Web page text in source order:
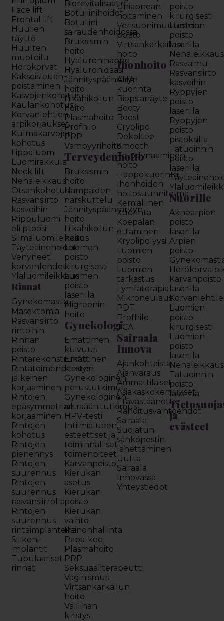
Face lift
Frontal lift
Huulien
täyttö
Huulten
muotoilu
Hörökorvat
Kaksoisleuan
poistaminen
Kasvojenkohotus
Kaulankohotus
Korvanlehtien
arpikorjaukset
Kulmakarvojen
kohotus
Lippaluomi
Luomirakkula
Neck lift
Nenäleikkaus
Otsankohotus
Rasvansiirto
kasvoihin
Riippuluomi
eli ptoosi
Silmäluomileikkaus
Täyteainehoidot
Venyneet
korvanlehdet
Yläluomileikkaus
Rinnat
Gynekomastia
Masektomia
Rasvansiirto
rintoihin
Rinnan
poisto
Rintarekonstruktio
Rintatoimenpiteiden
jälkeinen
korjaaminen
Rintojen
epäsymmetrian
korjaaminen
Rintojen
kohotus
Rintojen
pienennys
Rintojen
suurennus
Rintojen
suurennus
rasvansiirrolla
Rintojen
suurennus
rintaimplanteilla
Silikoni-
implantit
Tubulaariset
rinnat
Biorevitalisaatio
Botuliinihoidot
Botuliini
sairaudenhoidossa
Bruksismin
hoito
Hyaluronihappo
Hyaluronidaasi
Jännityspäänsäryn
hoito
Liikahikoilun
hoito
Plasmahoito
Profhilo
PRP
Vampyyrihoito
Terveydenhoito
Bruksismin
hoito
Hampaiden
narskuttelu
Jännityspäänsärkyn
hoito
Liikahikoilun
hoito
Luomen
poisto
kirurgisesti
Luomen
poisto
laserilla
Migreenin
hoito
Gynekologi
Emättimen
kuivuus
Emättinen
kiristys
Gynekologinen
perustutkimus
Gynekologinen
ultraäänitutkimus
HPV-testi
Intiimialueen
esteettiset ja
toiminnalliset
toimenpiteet
Karvanpoisto
Kierukan
asetus
Kierukan
poisto
Kierukan
vaihto
Painonhallinta
Papa-koe
Plasmahoito
PRP
Seksuaaliterapeutti
Vaginismus
Virtsankarkailun
hoito
Välilihan
kiristys
Uniapnean
hoitaminen
Verisuonimuutosten
poisto
Virtsankarkailun
hoito
Ihonhoito
AHA-
kuorinta
Biopsianäyte
Booty
Boost
Cryolipo
Dekoltee
Smooth
Fotodynaaminen
hoito
Happokuorinta
Ihonhoidon
hoitosuunnitelma
Kemiallinen
kuorinta
Koepalan
ottaminen
Kryolipolyysi
Luomien
poisto
Luomien
tarkastus
Lymfaterapia
Mikroneulaus
PDT
Profhilo
TCA
Sairaala
Innova
Ajankohtaista
Ajanvaraus
Ammattilaiset
Asiakaskokemukset
Etävastaanotto
Rahoitusvaihtoehdot
Sairaala
Suojatun
sähköpostin
lähettäminen
Uutta
Sairaala
Innovassa
Yhteystiedot
poisto
kirurgisesti
Luomien
poisto
laserilla
Nenäleikkaus
Rasvaimu
Rasvansiirto
kasvoihin
Ryppyjen
poisto
laserilla
Ryppyjen
poisto
pistoksilla
Tatuoinnin
poisto
laserilla
Nuorille
Aknearpien
poisto
laserilla
Arpien
poisto
Karvanpoisto
laserilla
Luomien
poisto
kirurgisesti
Luomien
poisto
laserilla
Nenäleikkaus
Tatuoinnin
poisto
laserilla
ja
evästeet